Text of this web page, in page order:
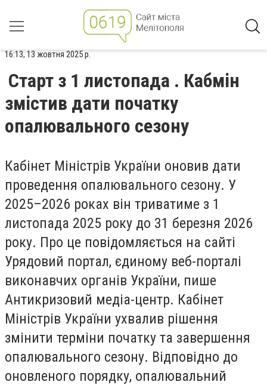
16:13, 13 жовтня 2025 р.
Старт з 1 листопада . Кабмін
змістив дати початку
опалювального сезону
Кабінет Міністрів України оновив дати
проведення опалювального сезону. У
2025–2026 роках він триватиме з 1
листопада 2025 року до 31 березня 2026
року. Про це повідомляється на сайті
Урядовий портал, єдиному веб-порталі
виконавчих органів України, пише
Антикризовий медіа-центр. Кабінет
Міністрів України ухвалив рішення
змінити терміни початку та завершення
опалювального сезону. Відповідно до
оновленого порядку, опалювальний